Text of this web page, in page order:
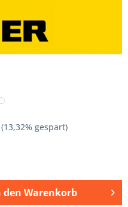
(13,32% gespart)
den Warenkorb